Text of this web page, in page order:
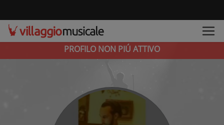
PROFILO NON PIÚ ATTIVO